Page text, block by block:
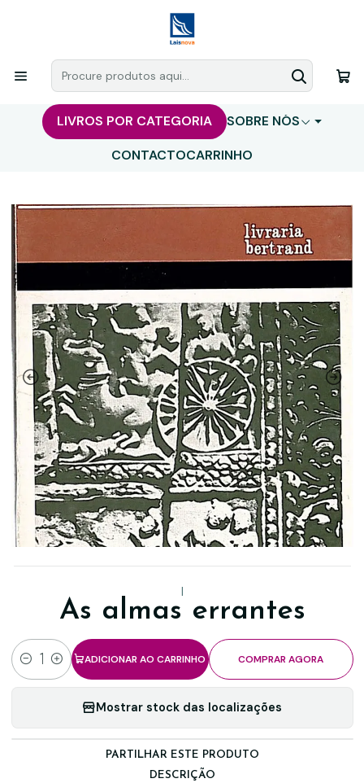
LIVROS POR CATEGORIA
SOBRE NÓS
CONTACTOCARRINHO
|
As almas errantes
Quantidade
ADICIONAR AO CARRINHO COMPRAR AGORA
Mostrar stock das localizações
PARTILHAR ESTE PRODUTO
DESCRIÇÃO